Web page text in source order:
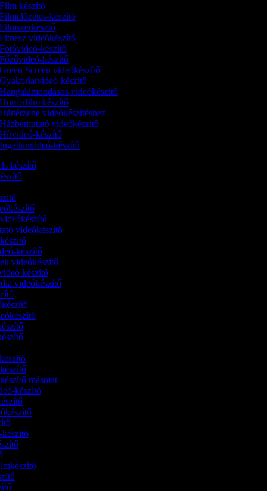
készítő
készítő
videókészítő
készítő
készítő
Screen videókészítő
készítő
videókészítő
készítő
videókészítéshez
videókészítő
készítő
készítő
készítő
videókészítő
készítő
videókészítő
készítő
videókészítő
másolat
készítő
készítő